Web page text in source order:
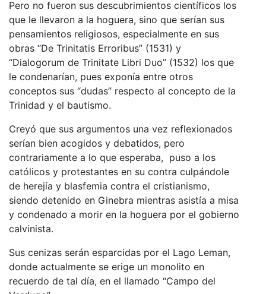
Pero no fueron sus descubrimientos científicos los
que le llevaron a la hoguera, sino que serían sus
pensamientos religiosos, especialmente en sus
obras “De Trinitatis Erroribus” (1531) y
“Dialogorum de Trinitate Libri Duo” (1532) los que
le condenarían, pues exponía entre otros
conceptos sus “dudas” respecto al concepto de la
Trinidad y el bautismo.
Creyó que sus argumentos una vez reflexionados
serían bien acogidos y debatidos, pero
contrariamente a lo que esperaba, puso a los
católicos y protestantes en su contra culpándole
de herejía y blasfemia contra el cristianismo,
siendo detenido en Ginebra mientras asistía a misa
y condenado a morir en la hoguera por el gobierno
calvinista.
Sus cenizas serán esparcidas por el Lago Leman,
donde actualmente se erige un monolito en
recuerdo de tal día, en el llamado “Campo del